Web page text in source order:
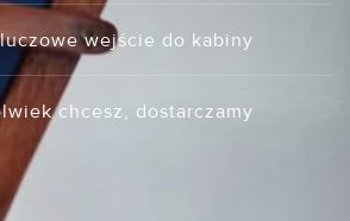
wejście do kabiny
chcesz, dostarczamy